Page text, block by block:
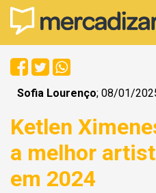
Sofia Lourenço; 08/01/
Ketlen
a melhor
em 2024